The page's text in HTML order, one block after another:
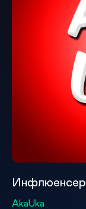
Инфлюенсер
AkaUka